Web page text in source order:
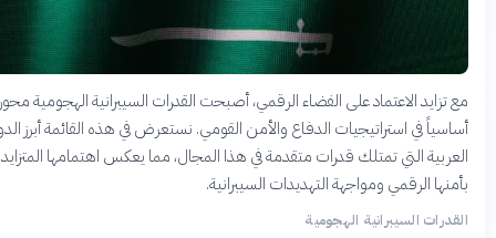
الاعتماد على الفضاء الرقمي، أصبحت القدرات السيبرانية الهجومية محوراً
في استراتيجيات الدفاع والأمن القومي. نستعرض في هذه القائمة أبرز الدول
التي تمتلك قدرات متقدمة في هذا المجال، مما يعكس اهتمامها المتزايد
الرقمي ومواجهة التهديدات السيبرانية.
السيبرانية الهجومية